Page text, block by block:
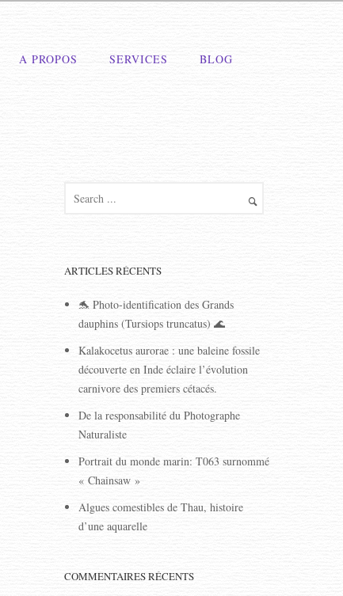
A PROPOS SERVICES BLOG
ARTICLES RÉCENTS
🐬 Photo-identification des Grands
dauphins (Tursiops truncatus) 🌊
Kalakocetus aurorae : une baleine fossile
découverte en Inde éclaire l’évolution
carnivore des premiers cétacés.
De la responsabilité du Photographe
Naturaliste
Portrait du monde marin: T063 surnommé
« Chainsaw »
Algues comestibles de Thau, histoire
d’une aquarelle
COMMENTAIRES RÉCENTS